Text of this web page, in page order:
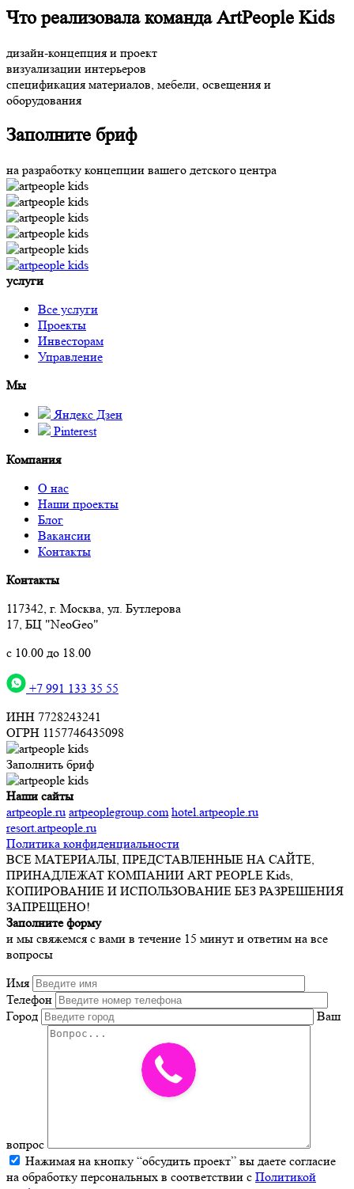
Что реализовала команда ArtPeople Kids
дизайн-концепция и проект
визуализации интерьеров
спецификация материалов, мебели, освещения и
оборудования
Заполните бриф
на разработку концепции вашего детского центра
услуги
Все услуги
Проекты
Инвесторам
Управление
Мы
Яндекс Дзен
Pinterest
Компания
О нас
Наши проекты
Блог
Вакансии
Контакты
Контакты
117342, г. Москва, ул. Бутлерова
17, БЦ "NeoGeo"
с 10.00 до 18.00
+7 991 133 35 55
ИНН 7728243241
ОГРН 1157746435098
Заполнить бриф
Наши сайты
artpeople.ru artpeoplegroup.com hotel.artpeople.ru
resort.artpeople.ru
Политика конфиденциальности
ВСЕ МАТЕРИАЛЫ, ПРЕДСТАВЛЕННЫЕ НА САЙТЕ,
ПРИНАДЛЕЖАТ КОМПАНИИ ART PEOPLE Kids,
КОПИРОВАНИЕ И ИСПОЛЬЗОВАНИЕ БЕЗ РАЗРЕШЕНИЯ
ЗАПРЕЩЕНО!
Заполните форму
и мы свяжемся с вами в течение 15 минут и ответим на все
вопросы
Имя
Телефон
Город
Ваш
вопрос
Нажимая на кнопку “обсудить проект” вы даете согласие
на обработку персональных в соответствии с Политикой